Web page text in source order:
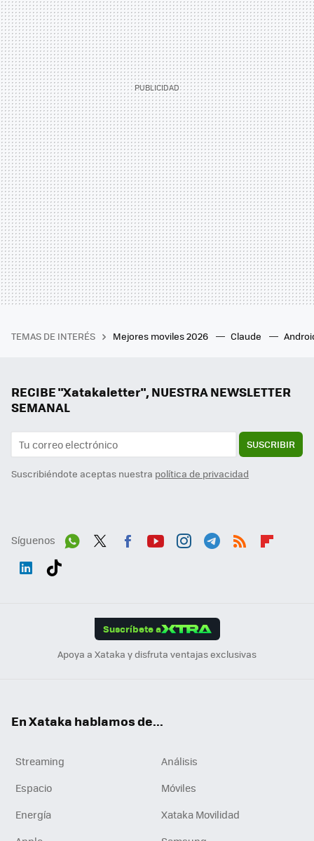
TEMAS DE INTERÉS Mejores moviles 2026 Claude
RECIBE "Xatakaletter", NUESTRA NEWSLETTER
SEMANAL
SUSCRIBIR
Suscribiéndote aceptas nuestra política de privacidad
Síguenos
Suscríbete a
Apoya a Xataka y disfruta ventajas exclusivas
En Xataka hablamos de...
Streaming
Análisis
Espacio
Móviles
Energía
Xataka Movilidad